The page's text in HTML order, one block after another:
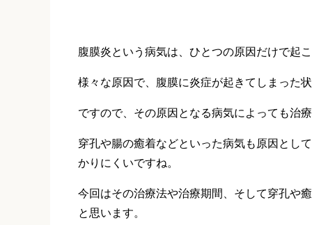
腹膜炎という病気は、ひとつの原因だけで起
様々な原因で、腹膜に炎症が起きてしまった
ですので、その原因となる病気によっても治
穿孔や腸の癒着などといった病気も原因とし
かりにくいですね。
今回はその治療法や治療期間、そして穿孔や
と思います。